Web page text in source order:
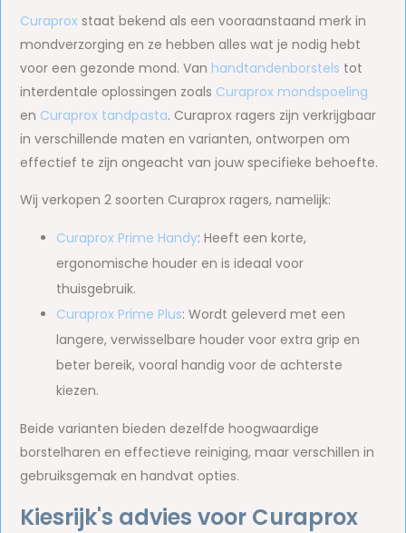
Curaprox staat bekend als een vooraanstaand merk in
mondverzorging en ze hebben alles wat je nodig hebt
voor een gezonde mond. Van handtandenborstels tot
interdentale oplossingen zoals Curaprox mondspoeling
en Curaprox tandpasta. Curaprox ragers zijn verkrijgbaar
in verschillende maten en varianten, ontworpen om
effectief te zijn ongeacht van jouw specifieke behoefte.
Wij verkopen 2 soorten Curaprox ragers, namelijk:
Curaprox Prime Handy: Heeft een korte,
ergonomische houder en is ideaal voor
thuisgebruik.
Curaprox Prime Plus: Wordt geleverd met een
langere, verwisselbare houder voor extra grip en
beter bereik, vooral handig voor de achterste
kiezen.
Beide varianten bieden dezelfde hoogwaardige
borstelharen en effectieve reiniging, maar verschillen in
gebruiksgemak en handvat opties.
Kiesrijk's advies voor Curaprox